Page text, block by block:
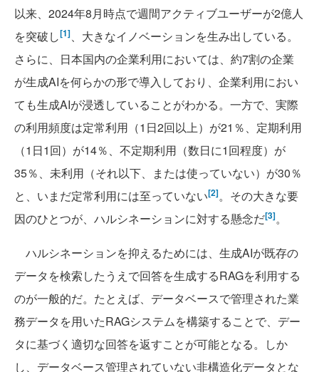
以来、2024年8月時点で週間アクティブユーザーが2億人
を突破し[1]、大きなイノベーションを生み出している。
さらに、日本国内の企業利用においては、約7割の企業
が生成AIを何らかの形で導入しており、企業利用におい
ても生成AIが浸透していることがわかる。一方で、実際
の利用頻度は定常利用（1日2回以上）が21％、定期利用
（1日1回）が14％、不定期利用（数日に1回程度）が
35％、未利用（それ以下、または使っていない）が30％
と、いまだ定常利用には至っていない[2]。その大きな要
因のひとつが、ハルシネーションに対する懸念だ[3]。
ハルシネーションを抑えるためには、生成AIが既存の
データを検索したうえで回答を生成するRAGを利用する
のが一般的だ。たとえば、データベースで管理された業
務データを用いたRAGシステムを構築することで、デー
タに基づく適切な回答を返すことが可能となる。しか
し、データベース管理されていない非構造化データとな